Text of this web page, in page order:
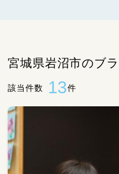
宮城県岩沼市のブ
該当件数 13件